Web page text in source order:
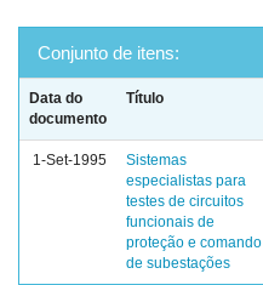
Conjunto de itens:
Data do
documento
Título
1-Set-1995
Sistemas
especialistas para
testes de circuitos
funcionais de
proteção e comando
de subestações